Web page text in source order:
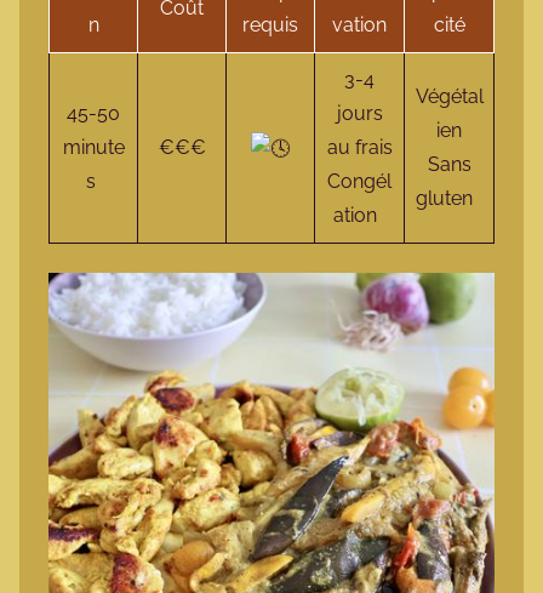
n
Coût
requis
vation
cité
45-50
minute
s
€€€
3-4
jours
au frais
Congél
ation
Végétal
ien
Sans
gluten